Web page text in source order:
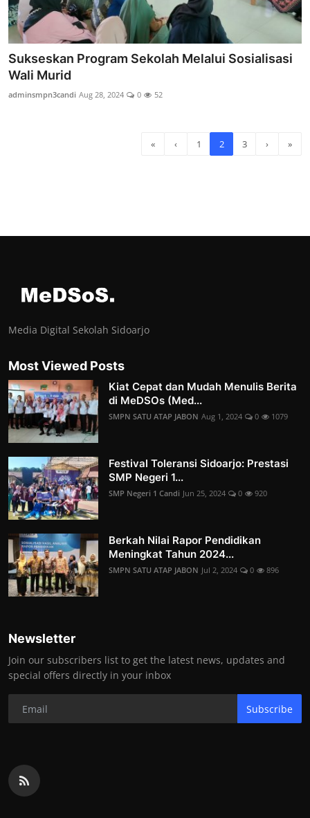
Sukseskan Program Sekolah Melalui Sosialisasi
Wali Murid
adminsmpn3candi Aug 28, 2024 0 52
« ‹ 1 2 3 › »
Media Digital Sekolah Sidoarjo
Most Viewed Posts
Kiat Cepat dan Mudah Menulis Berita
di MeDSOs (Med...
SMPN SATU ATAP JABON Aug 1, 2024 0 1079
Festival Toleransi Sidoarjo: Prestasi
SMP Negeri 1...
SMP Negeri 1 Candi Jun 25, 2024 0 920
Berkah Nilai Rapor Pendidikan
Meningkat Tahun 2024...
SMPN SATU ATAP JABON Jul 2, 2024 0 896
Newsletter
Join our subscribers list to get the latest news, updates and
special offers directly in your inbox
Subscribe